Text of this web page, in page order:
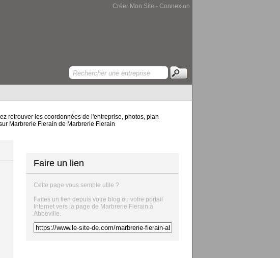
Créer Mon Site - Connexion
retrouver les coordonnées de l'entreprise, photos, plan
Marbrerie Fierain de Marbrerie Fierain
Faire un lien
Cette page vous semble utile ?
Faites un lien depuis votre blog ou votre portail
Internet vers la page de Marbrerie Fierain à
Abbeville.